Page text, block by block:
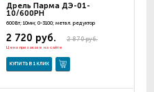
Дрель Парма ДЭ-01-
10/600РН
600Вт; 10мм; 0-3100; метал. редуктор
2 870 руб.
2 720 руб.
Цена при заказе на сайте
КУПИТЬ В 1 КЛИК